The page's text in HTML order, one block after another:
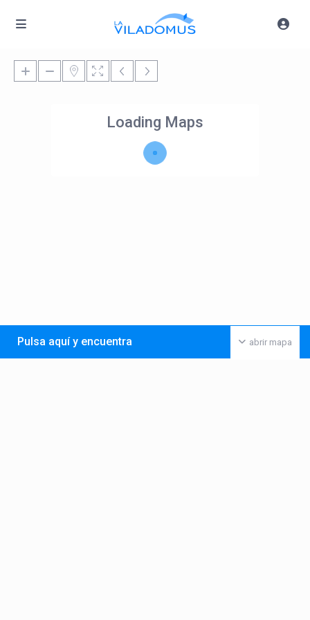
Loading Maps
abrir mapa
Pulsa aquí y encuentra